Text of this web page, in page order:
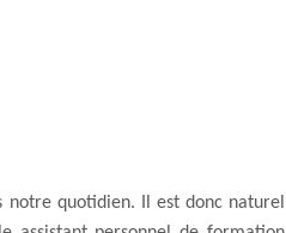
quotidien. Il est donc naturel